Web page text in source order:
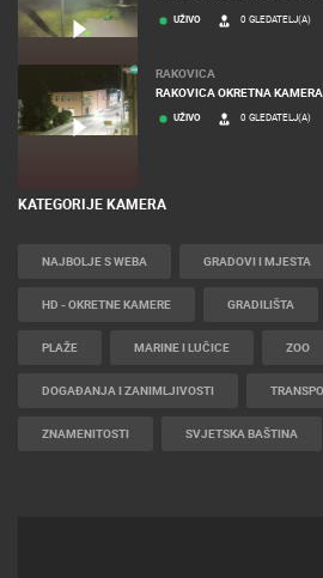
UŽIVO 0 GLEDATELJ(A)
RAKOVICA
RAKOVICA OKRETNA KAMERA
UŽIVO 0 GLEDATELJ(A)
KATEGORIJE KAMERA
NAJBOLJE S WEBA GRADOVI I MJESTA
HD - OKRETNE KAMERE GRADILIŠTA
PLAŽE MARINE I LUČICE ZOO
DOGAĐANJA I ZANIMLJIVOSTI
ZNAMENITOSTI SVJETSKA BAŠTINA